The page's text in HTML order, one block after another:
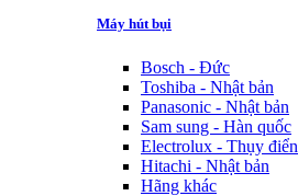
Máy hút bụi
Bosch - Đức
Toshiba - Nhật bản
Panasonic - Nhật bản
Sam sung - Hàn quốc
Electrolux - Thụy điển
Hitachi - Nhật bản
Hãng khác